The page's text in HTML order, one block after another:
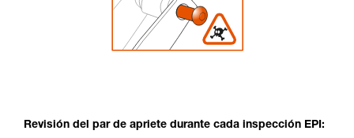
Revisión del par de apriete durante cada inspección EPI: